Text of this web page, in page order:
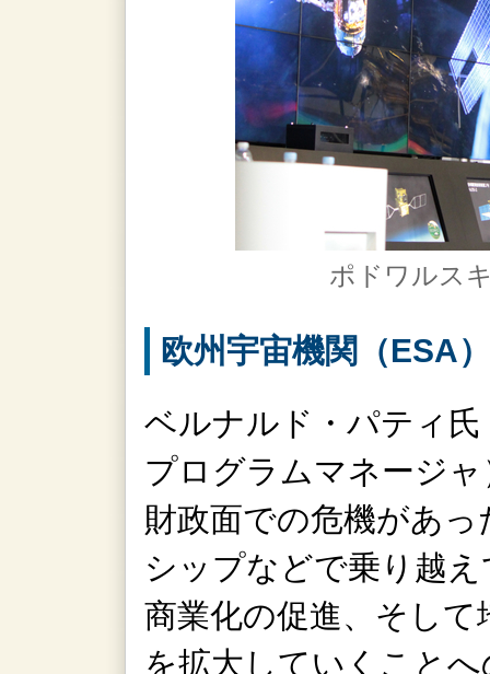
ポドワルス
欧州宇宙機関（ESA）
ベルナルド・パティ
プログラムマネージ
財政面での危機があ
シップなどで乗り越
商業化の促進、そし
を拡大していくこと